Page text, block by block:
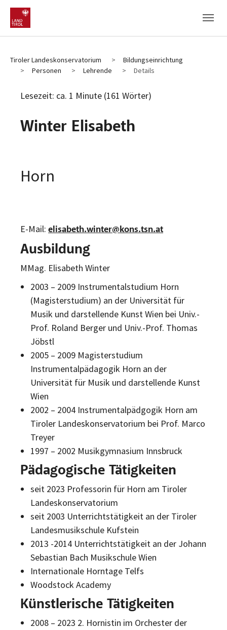
Zum Hauptinhalt
Zum Fußbereich
Tiroler Landeskonservatorium
Bildungseinrichtung
Personen
Lehrende Details
Lesezeit: ca. 1 Minute (161 Wörter)
Winter Elisabeth
E-Mail: elisabeth.winter@kons.tsn.at
Ausbildung
MMag. Elisabeth Winter
2003 – 2009 Instrumentalstudium Horn
(Magisterstudium) an der Universität für
Musik und darstellende Kunst Wien bei Univ.-
Prof. Roland Berger und Univ.-Prof. Thomas
Jöbstl
2005 – 2009 Magisterstudium
Instrumentalpädagogik Horn an der
Universität für Musik und darstellende Kunst
Wien
2002 – 2004 Instrumentalpädgogik Horn am
Tiroler Landeskonservatorium bei Prof. Marco
Treyer
1997 – 2002 Musikgymnasium Innsbruck
Pädagogische Tätigkeiten
seit 2023 Professorin für Horn am Tiroler
Landeskonservatorium
seit 2003 Unterrichtstätigkeit an der Tiroler
Landesmusikschule Kufstein
2013 -2014 Unterrichtstätigkeit an der Johann
Sebastian Bach Musikschule Wien
Internationale Horntage Telfs
Woodstock Academy
Künstlerische Tätigkeiten
2008 – 2023 2. Hornistin im Orchester der